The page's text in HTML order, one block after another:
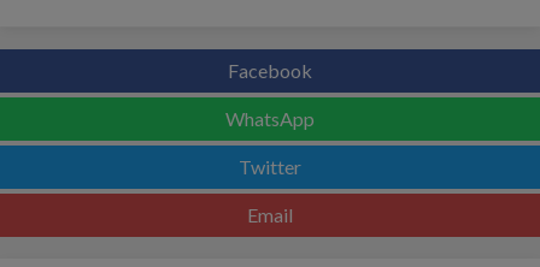
Facebook
WhatsApp
Twitter
Email